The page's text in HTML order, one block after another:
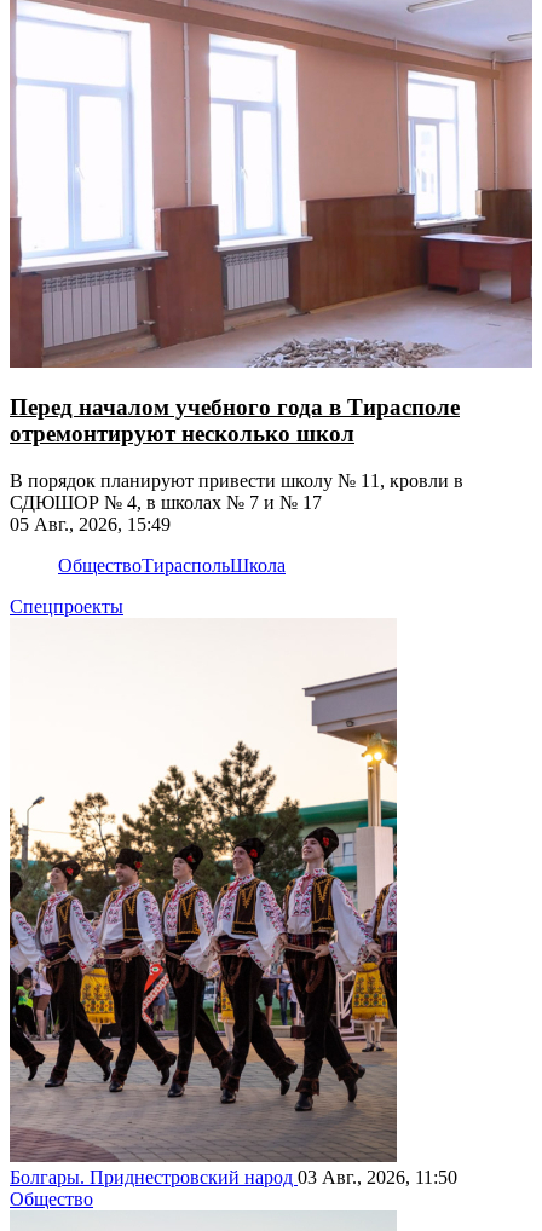
Перед началом учебного года в Тирасполе
отремонтируют несколько школ
В порядок планируют привести школу № 11, кровли в
СДЮШОР № 4, в школах № 7 и № 17
05 Авг., 2026, 15:49
ОбществоТираспольШкола
Спецпроекты
Болгары. Приднестровский народ 03 Авг., 2026, 11:50
Общество